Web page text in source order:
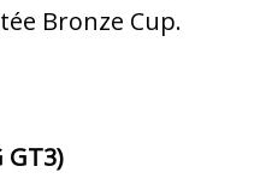
Bronze Cup.
GT3)